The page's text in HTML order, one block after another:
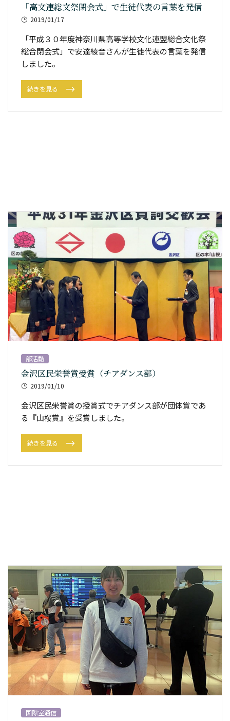
「高文連総文祭閉会式」で生徒代表の言葉を発信
2019/01/17
「平成３０年度神奈川県高等学校文化連盟総合文化祭
総合閉会式」で安達綾音さんが生徒代表の言葉を発信
しました。
続きを見る
部活動
金沢区民栄誉賞受賞（チアダンス部）
2019/01/10
金沢区民栄誉賞の授賞式でチアダンス部が団体賞であ
る『山桜賞』を受賞しました。
続きを見る
国際室通信